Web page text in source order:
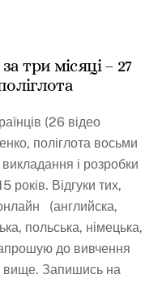
три місяці – 27
(26 відео
поліглота восьми
і розробки
років. Відгуки тих,
онлайн (английска,
польська, німецька,
до вивчення
вище. Запишись на